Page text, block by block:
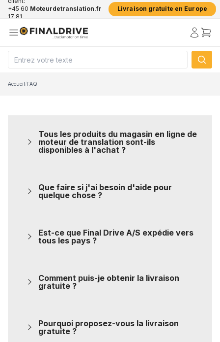
+45 60
17 81
Moteurdetranslation.fr Livraison gratuite en Europe
Accueil/FAQ
Tous les produits du magasin en ligne de
moteur de translation sont-ils
disponibles à l'achat ?
Que faire si j'ai besoin d'aide pour
quelque chose ?
Est-ce que Final Drive A/S expédie vers
tous les pays ?
Comment puis-je obtenir la livraison
gratuite ?
Pourquoi proposez-vous la livraison
gratuite ?